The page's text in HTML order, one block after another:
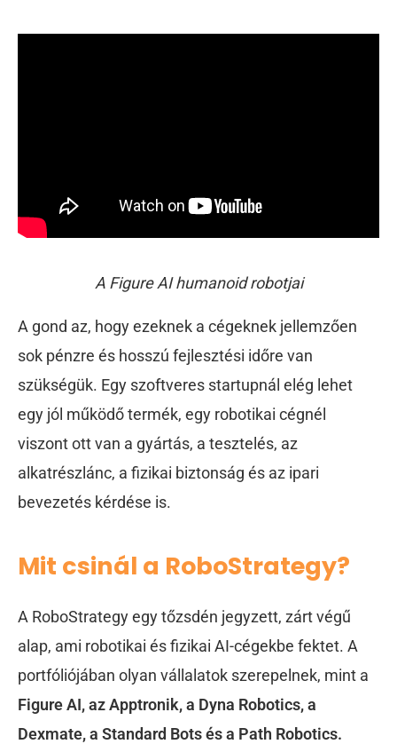
A Figure AI humanoid robotjai
A gond az, hogy ezeknek a cégeknek jellemzően
sok pénzre és hosszú fejlesztési időre van
szükségük. Egy szoftveres startupnál elég lehet
egy jól működő termék, egy robotikai cégnél
viszont ott van a gyártás, a tesztelés, az
alkatrészlánc, a fizikai biztonság és az ipari
bevezetés kérdése is.
Mit csinál a RoboStrategy?
A RoboStrategy egy tőzsdén jegyzett, zárt végű
alap, ami robotikai és fizikai AI-cégekbe fektet. A
portfóliójában olyan vállalatok szerepelnek, mint a
Figure AI, az Apptronik, a Dyna Robotics, a
Dexmate, a Standard Bots és a Path Robotics.